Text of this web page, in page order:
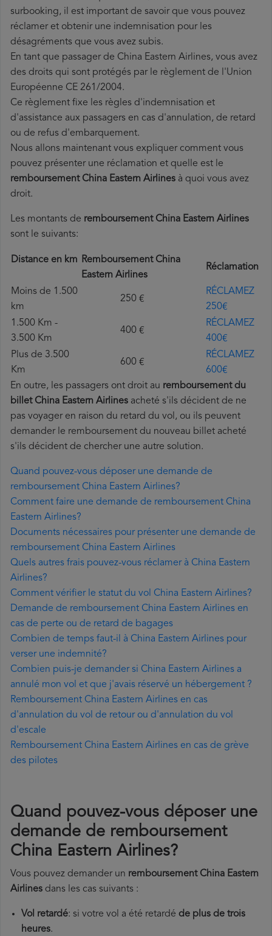
surbooking, il est important de savoir que vous pouvez
réclamer et obtenir une indemnisation pour les
désagréments que vous avez subis.
En tant que passager de China Eastern Airlines, vous avez
des droits qui sont protégés par le règlement de l'Union
Européenne CE 261/2004.
Ce règlement fixe les règles d'indemnisation et
d'assistance aux passagers en cas d'annulation, de retard
ou de refus d'embarquement.
Nous allons maintenant vous expliquer comment vous
pouvez présenter une réclamation et quelle est le
remboursement China Eastern Airlines à quoi vous avez
droit.
Les montants de remboursement China Eastern Airlines
sont le suivants:
Distance en km Remboursement China
Eastern Airlines
Réclamation
Moins de 1.500
km
250 €
RÉCLAMEZ
250€
1.500 Km -
3.500 Km
400 €
RÉCLAMEZ
400€
Plus de 3.500
Km
600 €
RÉCLAMEZ
600€
En outre, les passagers ont droit au remboursement du
billet China Eastern Airlines acheté s'ils décident de ne
pas voyager en raison du retard du vol, ou ils peuvent
demander le remboursement du nouveau billet acheté
s'ils décident de chercher une autre solution.
Quand pouvez-vous déposer une demande de
remboursement China Eastern Airlines?
Comment faire une demande de remboursement China
Eastern Airlines?
Documents nécessaires pour présenter une demande de
remboursement China Eastern Airlines
Quels autres frais pouvez-vous réclamer à China Eastern
Airlines?
Comment vérifier le statut du vol China Eastern Airlines?
Demande de remboursement China Eastern Airlines en
cas de perte ou de retard de bagages
Combien de temps faut-il à China Eastern Airlines pour
verser une indemnité?
Combien puis-je demander si China Eastern Airlines a
annulé mon vol et que j'avais réservé un hébergement ?
Remboursement China Eastern Airlines en cas
d'annulation du vol de retour ou d'annulation du vol
d'escale
Remboursement China Eastern Airlines en cas de grève
des pilotes
Quand pouvez-vous déposer une
demande de remboursement
China Eastern Airlines?
Vous pouvez demander un remboursement China Eastern
Airlines dans les cas suivants :
Vol retardé: si votre vol a été retardé de plus de trois
heures.